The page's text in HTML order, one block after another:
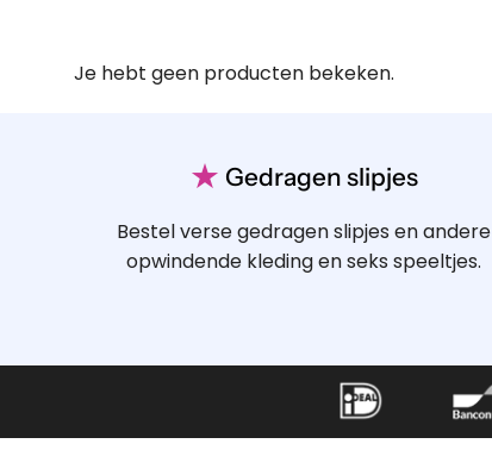
Je hebt geen producten bekeken.
★ Gedragen slipjes
Bestel verse gedragen slipjes en andere
opwindende kleding en seks speeltjes.